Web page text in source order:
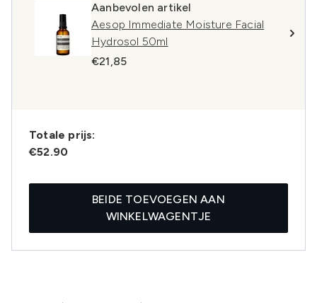
Aanbevolen artikel
Aesop Immediate Moisture Facial
Hydrosol 50ml
€21,85
Totale prijs:
€52.90
BEIDE TOEVOEGEN AAN
WINKELWAGENTJE